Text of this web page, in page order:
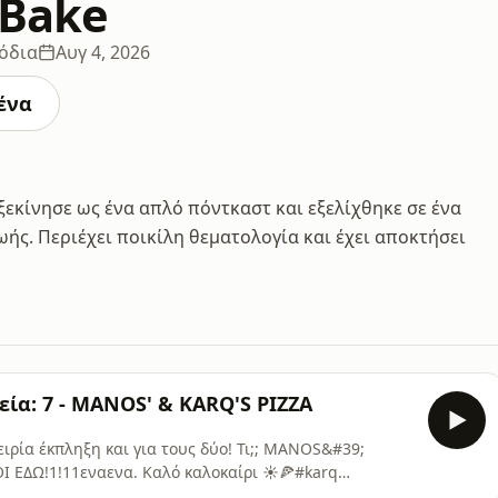
Αυγ 4, 2026
ως ένα απλό πόντκαστ και εξελίχθηκε σε ένα
Περιέχει ποικίλη θεματολογία και έχει αποκτήσει
7 - MANOS' & KARQ'S PIZZA
έκπληξη και για τους δύο! Τι;; MANOS&#39;
ΕΔΩ!1!11εναενα. Καλό καλοκαίρι ☀️🍕#karq